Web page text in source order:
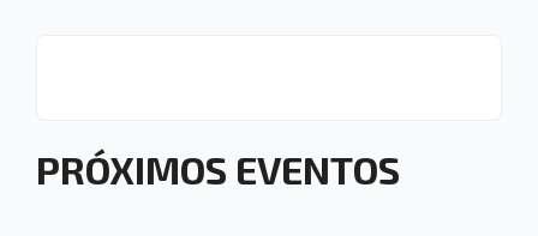
PRÓXIMOS EVENTOS